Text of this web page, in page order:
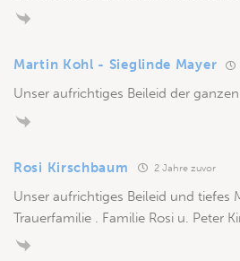
Martin Kohl - Sieglinde Mayer
Unser aufrichtiges Beileid der
Rosi Kirschbaum 2 Jahre zuvor
Unser aufrichtiges Beileid und
Trauerfamilie . Familie Rosi u. Peter